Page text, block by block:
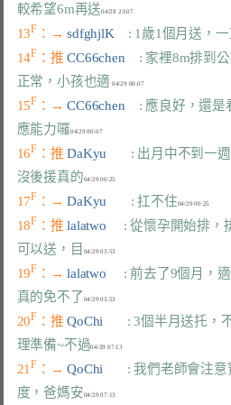
較希望6m再送
04/28 23:07
13F ：→ sdfghjlK : 1歲1個月送，
14F ：推 CC66chen : 家裡8m排到
正常，小孩也適
04/29 00:07
15F ：→ CC66chen : 應良好，還是
應能力囉
04/29 00:07
16F ：推 DaKyu : 出月中不到一
沒後援真的
17F ：→ DaKyu : 扛不住
18F ：推 lalatwo : 從懷孕開始排，
可以送，目
19F ：→ lalatwo : 前去了9個月，
真的免不了
20F ：推 QoChi : 3個半月送托，
理準備~不過
04/29 07:13
21F ：→ QoChi : 我們老師會注
度，爸媽安